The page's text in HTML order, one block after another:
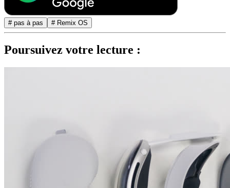
# pas à pas # Remix OS
Poursuivez votre lecture :